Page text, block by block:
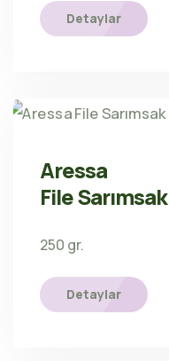
Detaylar
Aressa
File Sarımsak
250 gr.
Detaylar